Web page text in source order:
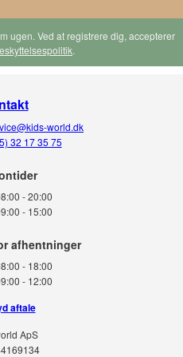
ugen. Ved at registrere dig, accepterer
.
world.dk
32 17 35 75
- 20:00
- 15:00
- 18:00
- 12:00
aftale
ApS